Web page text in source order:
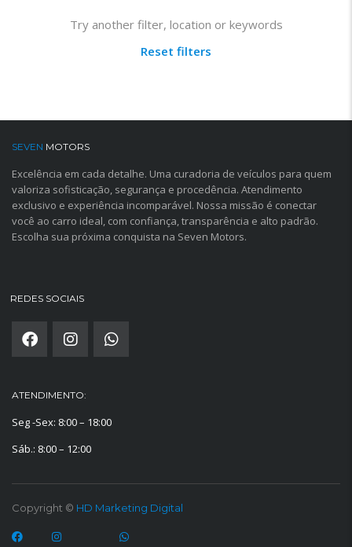
Try another filter, location or keywords
Reset filters
SEVEN MOTORS
Excelência em cada detalhe. Uma curadoria de veículos para quem
valoriza sofisticação, segurança e procedência. Atendimento
exclusivo e experiência incomparável. Nossa missão é conectar
você ao carro ideal, com confiança, transparência e alto padrão.
Escolha sua próxima conquista na Seven Motors.
REDES SOCIAIS
ATENDIMENTO:
Seg -Sex: 8:00 – 18:00
Sáb.: 8:00 – 12:00
Copyright © HD Marketing Digital